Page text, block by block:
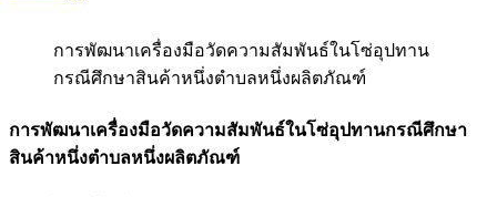
การพัฒนาเครื่องมือวัดความสัมพันธ์ในโซ่อุปทาน
กรณีศึกษาสินค้าหนึ่งตำบลหนึ่งผลิตภัณฑ์
การพัฒนาเครื่องมือวัดความสัมพันธ์ในโซ่อุปทานกรณีศึกษา
สินค้าหนึ่งตำบลหนึ่งผลิตภัณฑ์